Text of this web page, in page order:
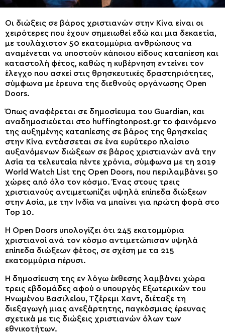
Οι διώξεις σε βάρος χριστιανών στην Κίνα είναι οι
χειρότερες που έχουν σημειωθεί εδώ και μια δεκαετία,
με τουλάχιστον 50 εκατομμύρια ανθρώπους να
αναμένεται να υποστούν κάποιου είδους καταπίεση και
καταστολή φέτος, καθώς η κυβέρνηση εντείνει τον
έλεγχο που ασκεί στις θρησκευτικές δραστηριότητες,
σύμφωνα με έρευνα της διεθνούς οργάνωσης Open
Doors.
Όπως αναφέρεται σε δημοσίευμα του Guardian, και
αναδημοσιεύεται στο huffingtonpost.gr το φαινόμενο
της αυξημένης καταπίεσης σε βάρος της θρησκείας
στην Κίνα εντάσσεται σε ένα ευρύτερο πλαίσιο
αυξανόμενων διώξεων σε βάρος χριστιανών ανά την
Ασία τα τελευταία πέντε χρόνια, σύμφωνα με τη 2019
World Watch List της Open Doors, που περιλαμβάνει 50
χώρες από όλο τον κόσμο. Ένας στους τρεις
χριστιανούς αντιμετωπίζει υψηλά επίπεδα διώξεων
στην Ασία, με την Ινδία να μπαίνει για πρώτη φορά στο
Top 10.
Η Open Doors υπολογίζει ότι 245 εκατομμύρια
χριστιανοί ανά τον κόσμο αντιμετώπισαν υψηλά
επίπεδα διώξεων φέτος, σε σχέση με τα 215
εκατομμύρια πέρυσι.
Η δημοσίευση της εν λόγω έκθεσης λαμβάνει χώρα
τρεις εβδομάδες αφού ο υπουργός Εξωτερικών του
Ηνωμένου Βασιλείου, Τζέρεμι Χαντ, διέταξε τη
διεξαγωγή μιας ανεξάρτητης, παγκόσμιας έρευνας
σχετικά με τις διώξεις χριστιανών όλων των
εθνικοτήτων.